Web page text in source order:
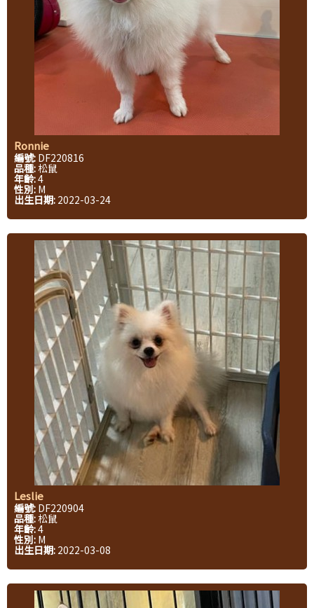
Ronnie
編號: DF220816
品種:松鼠
年齡:4
性別: M
出生日期: 2022-03-24
Leslie
編號: DF220904
品種:松鼠
年齡:4
性別: M
出生日期: 2022-03-08